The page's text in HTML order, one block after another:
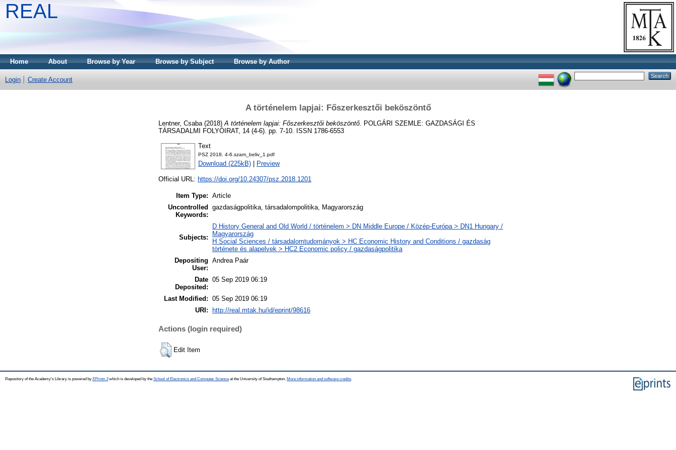
REAL
Home About Browse by Year Browse by Subject Browse by Author
Login Create Account
A történelem lapjai: Főszerkesztői beköszöntő
Lentner, Csaba (2018) A történelem lapjai: Főszerkesztői beköszöntő. POLGÁRI SZEMLE: GAZDASÁGI ÉS
TÁRSADALMI FOLYÓIRAT, 14 (4-6). pp. 7-10. ISSN 1786-6553
Text
PSZ 2018. 4-6.szam_beliv_1.pdf
Download (225kB) Preview
Official URL: https://doi.org/10.24307/psz.2018.1201
Item Type: Article
Uncontrolled
Keywords:
gazdaságpolitika, társadalompolitika, Magyarország
Subjects:
D History General and Old World / történelem > DN Middle Europe / Közép-Európa > DN1 Hungary /
Magyarország
H Social Sciences / társadalomtudományok > HC Economic History and Conditions / gazdaság
története és alapelvek > HC2 Economic policy / gazdaságpolitika
Depositing
User:
Andrea Paár
Date
Deposited:
05 Sep 2019 06:19
Last Modified: 05 Sep 2019 06:19
URI:
http://real.mtak.hu/id/eprint/98616
Actions (login required)
Edit Item
Repository of the Academy's Library is powered by EPrints 3which is developed by the School of Electronics and Computer Science at the University of Southampton. More information and software credits